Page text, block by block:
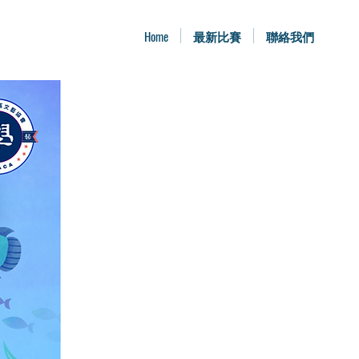
Home 最新比賽 聯絡我們